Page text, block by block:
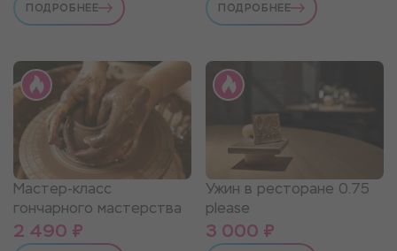
ПОДРОБНЕЕ ПОДРОБНЕЕ
Мастер-класс
гончарного мастерства
2 490 ₽
Ужин в ресторане 0.75
please
3 000 ₽